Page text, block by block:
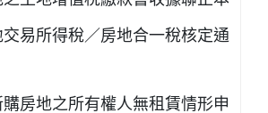
易所得稅／房地合一稅核定通
房地之所有權人無租賃情形申